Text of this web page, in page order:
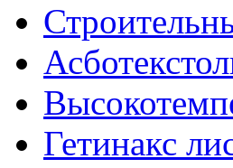
Гетинакс